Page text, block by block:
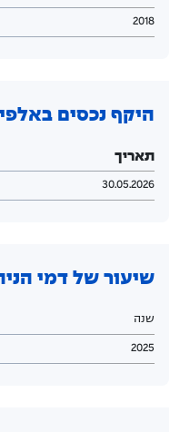
2018
היקף נכסים
תאריך
30.05.2026
שיעור של דמי
שנה
2025